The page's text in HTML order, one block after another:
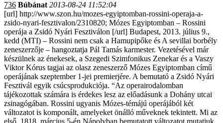
736 Búbánat 2013-08-24 11:52:04
[url] http://www.szon.hu/mozes-egyiptomban-rossini-operaja-a-
zsido-nyari-fesztivalon/2310820; Mózes Egyiptomban – Rossini
operája a Zsidó Nyári Fesztiválon [/url] Budapest, 2013. július 9.,
kedd (MTI) – Rossini nem csak a Hamupipőke és A sevillai borbély
zeneszerzője – hangoztatja Pál Tamás karmester. Vezetésével már
készülnek az énekesek, a Szegedi Szimfonikus Zenekar és a Vaszy
Viktor Kórus tagjai az olasz zeneszerző Mózes Egyiptomban című
operájának szeptember 1-jei premierjére. A bemutató a Zsidó Nyári
Fesztivál egyik csúcsprodukciója. “Az operairodalomban
tájékozottak számára is érdekes lesz az előadásunk a Dohány utcai
zsinagógában. Rossini ugyanis Mózes-témájú operájából két
változatot is komponált, amelyeket önálló műveknek tekintett. Mi az
első, 1818. március 5-én Nápolyban bemutatott változatot mutatjuk